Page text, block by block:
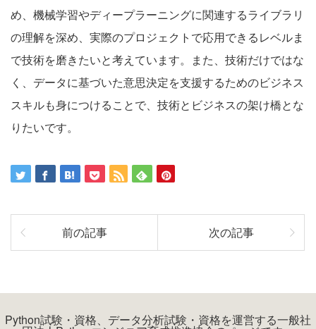
め、機械学習やディープラーニングに関連するライブラリ
の理解を深め、実際のプロジェクトで応用できるレベルま
で技術を磨きたいと考えています。また、技術だけではな
く、データに基づいた意思決定を支援するためのビジネス
スキルも身につけることで、技術とビジネスの架け橋とな
りたいです。
前の記事 次の記事
Python試験・資格、データ分析試験・資格を運営する一般社